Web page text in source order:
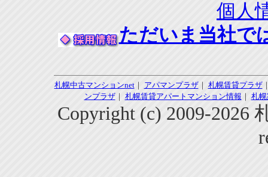
個人
ただいま当社で
札幌中古マンションnet｜ アパマンプラザ｜ 札幌賃貸プラザ
ンプラザ｜ 札幌賃貸アパートマンション情報 ｜ 札
Copyright (c) 2009-2026